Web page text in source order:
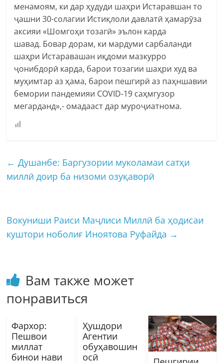
менамоям, ки дар ҳудуди шаҳри Истаравшан то
ҷашни 30-солагии Истиқлоли давлатӣ ҳамарӯза
аксияи «Шомгоҳи тозагӣ» эълон карда
шавад. Бовар дорам, ки мардуми сарбаланди
шаҳри Истаравашан иқдоми мазкурро
ҷонибдорӣ карда, барои тозагии шаҳри худ ва
муҳимтар аз ҳама, барои пешгирӣ аз паҳншавии
бемории пандемияи СOVID-19 саҳмгузор
мегарданд»,- омадааст дар муроҷиатнома.
← Душанбе: Баргузории муколамаи сатҳи
миллӣ доир ба низоми озуқаворӣ
Вокуниши Раиси Маҷлиси Миллӣ ба ҳодисаи
куштори ноболиғ Иноятова Руфайда →
Вам также может
понравиться
Фархор:
Пешвои
миллат
бинои нави
Ҳушдори
Агентии
обуҳавошин
осӣ